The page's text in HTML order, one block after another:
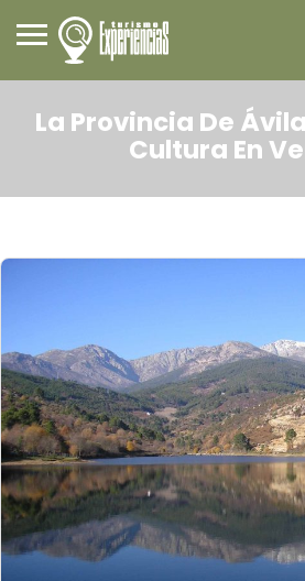
La Provincia De
Cultura En